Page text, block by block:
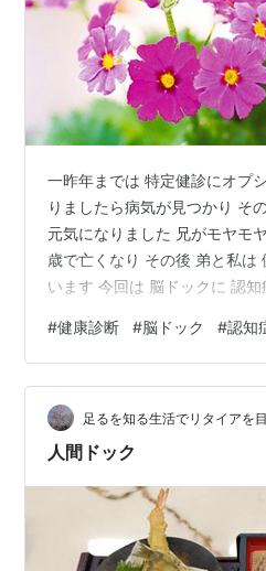
一昨年までは 特定健診にオプ
りましたら病気が見つかり そ
元気になりました 兄がモヤモ
歳で亡くなり その後 弟と私は
います 今回は 脳ドックに 認
検査は 血圧測定のように腕を
付けが半端なく強いんです💦
すか？ はじめて知ったのです
ゲームのようにタッチする検
意な方は 難なく熟せるかと思
#健康診断 #脳ドック #認知
足るを知る生活でリタイアを
人間ドック